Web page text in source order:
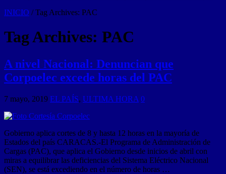
INICIO / Tag Archives: PAC
Tag Archives: PAC
A nivel Nacional: Denuncian que
Corpoelec excede horas del PAC
7 mayo, 2019 EL PAÍS, ULTIMA HORA 0
Gobierno aplica cortes de 8 y hasta 12 horas en la mayoría de
Estados del país CARACAS.-El Programa de Administración de
Cargas (PAC), que aplica el Gobierno desde inicios de abril con
miras a equilibrar las deficiencias del Sistema Eléctrico Nacional
(SEN), se está excediendo en el número de horas …